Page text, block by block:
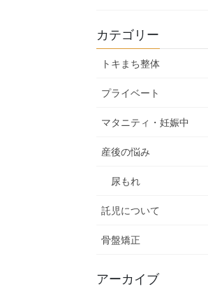
カテゴリー
トキまち整体
プライベート
マタニティ・妊娠中
産後の悩み
尿もれ
託児について
骨盤矯正
アーカイブ